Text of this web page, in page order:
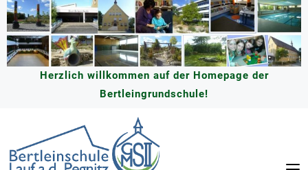
Skip
content
Herzlich willkommen auf der Homepage der
Bertleingrundschule!